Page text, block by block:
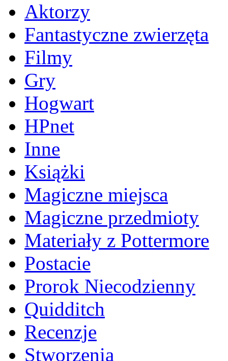
Aktorzy
Fantastyczne zwierzęta
Filmy
Gry
Hogwart
HPnet
Inne
Książki
Magiczne miejsca
Magiczne przedmioty
Materiały z Pottermore
Postacie
Prorok Niecodzienny
Quidditch
Recenzje
Stworzenia